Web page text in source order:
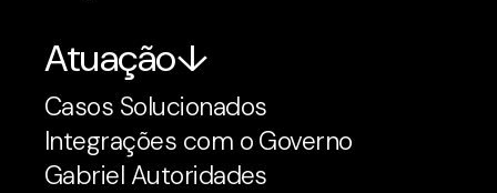
Atuação
Casos Solucionados
Integrações com o Governo
Gabriel Autoridades